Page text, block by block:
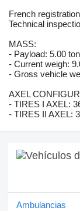
French
Technical
MASS:
- Payload: 5.00
- Current weigh:
- Gross vehicle
AXEL
- TIRES I AXEL:
- TIRES II AXEL:
Ambulancias